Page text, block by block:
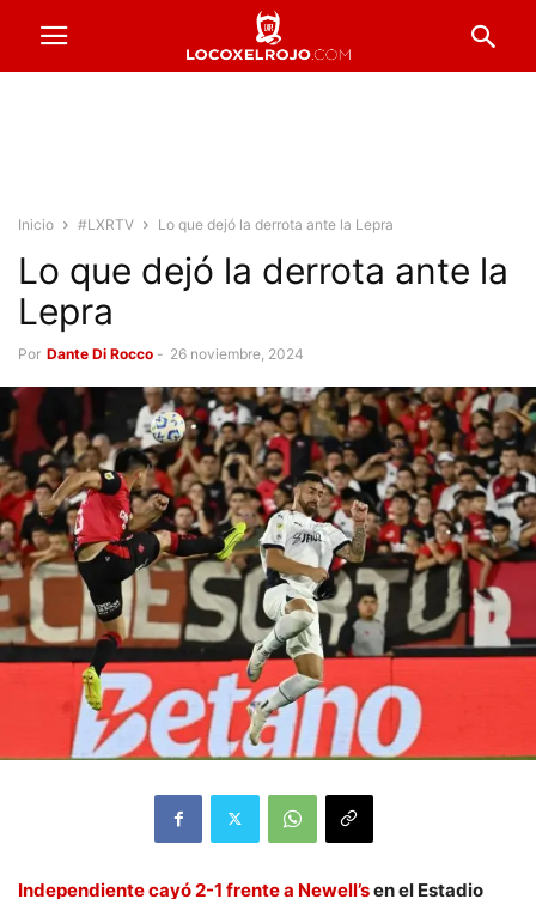
Inicio #LXRTV Lo que dejó la derrota ante la Lepra
Lo que dejó la derrota ante la
Lepra
Por Dante Di Rocco - 26 noviembre, 2024
Independiente cayó 2-1 frente a Newell’sen el Estadio